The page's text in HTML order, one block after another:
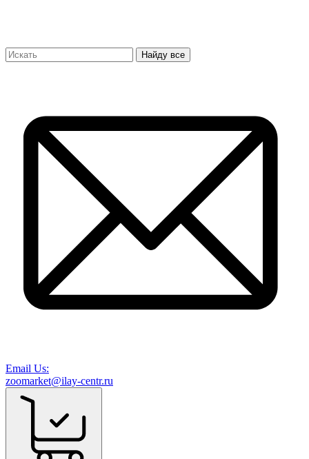
Найду все
Email Us:
zoomarket@ilay-centr.ru